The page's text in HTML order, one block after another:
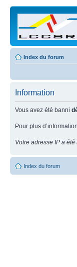
Index du forum
Information
Vous avez été banni
Pour plus
Votre adresse IP a été
Index du forum